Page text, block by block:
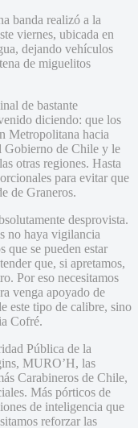
banda realizó a la
viernes, ubicada en
dejando vehículos
de miguelitos
de bastante
diciendo: que los
Metropolitana hacia
Gobierno de Chile y le
otras regiones. Hasta
para evitar que
de Graneros.
desprovista.
no haya vigilancia
que se pueden estar
que, si apretamos,
Por eso necesitamos
venga apoyado de
este tipo de calibre, sino
Cofré.
Pública de la
MURO’H, las
Carabineros de Chile,
Más pórticos de
de inteligencia que
reforzar las